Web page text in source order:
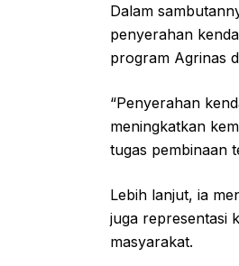
Dalam
penyerahan
program Agrinas
“Penyerahan
meningkatkan
tugas pembinaan
Lebih lanjut, ia
juga representasi
masyarakat.